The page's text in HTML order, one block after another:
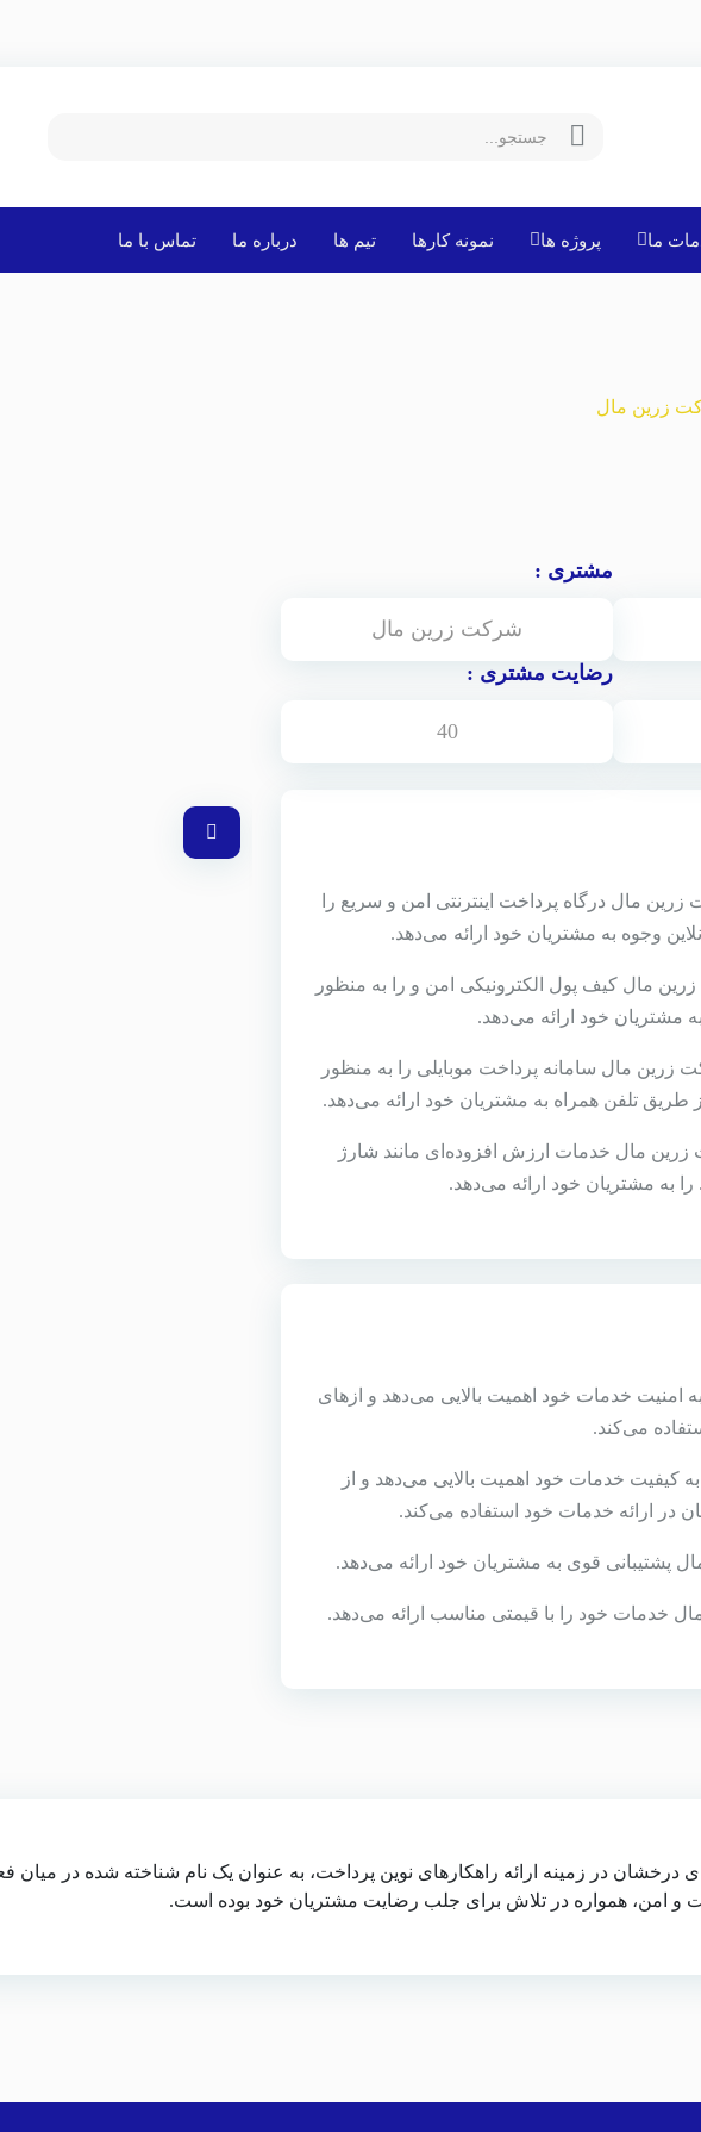
ما پروژه ها نمونه کارها تیم ها درباره ما تماس با ما
زرین مال
مشتری :
شرکت زرین مال
رضایت مشتری :
40
زرین مال درگاه پرداخت اینترنتی امن و سریع را
وجوه به مشتریان خود ارائه می‌دهد.
مال کیف پول الکترونیکی امن و را به منظور
مشتریان خود ارائه می‌دهد.
زرین مال سامانه پرداخت موبایلی را به منظور
تلفن همراه به مشتریان خود ارائه می‌دهد.
مال خدمات ارزش افزوده‌ای مانند شارژ
به مشتریان خود ارائه می‌دهد.
امنیت خدمات خود اهمیت بالایی می‌دهد و ازهای
می‌کند.
کیفیت خدمات خود اهمیت بالایی می‌دهد و از
در ارائه خدمات خود استفاده می‌کند.
پشتیبانی قوی به مشتریان خود ارائه می‌دهد.
خدمات خود را با قیمتی مناسب ارائه می‌دهد.
درخشان در زمینه ارائه راهکارهای نوین پرداخت، به عنوان یک نام شناخته شده در
و امن، همواره در تلاش برای جلب رضایت مشتریان خود بوده است.